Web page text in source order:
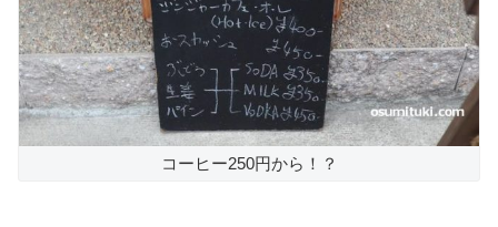
コーヒー250円から！？